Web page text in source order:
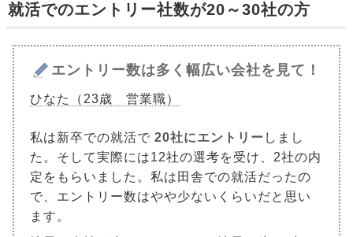
就活でのエントリー社数が20～30社の方
エントリー数は多く幅広い会社を見て！
ひなた（23歳 営業職）
私は新卒での就活で 20社にエントリー しまし
た。そして実際には12社の選考を受け、2社の内
定をもらいました。私は田舎での就活だったの
で、エントリー数はやや少ないくらいだと思い
ます。